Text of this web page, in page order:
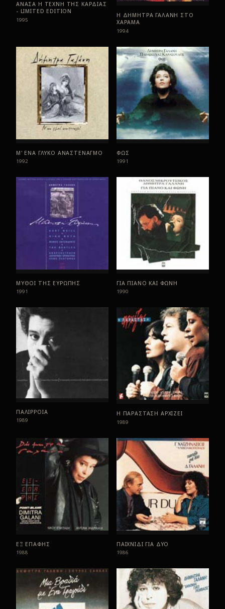
ΑΝΑΣΑ Η ΤΕΧΝΗ ΤΗΣ ΚΑΡΔΙΑΣ
- LIMITED EDITION
1995
Η ΔΗΜΗΤΡΑ ΓΑΛΑΝΗ ΣΤΟ
ΧΑΡΑΜΑ
1994
Μ' ΕΝΑ ΓΛΥΚΟ ΑΝΑΣΤΕΝΑΓΜΟ
1992
ΦΩΣ
1991
ΜΥΘΟΙ ΤΗΣ ΕΥΡΩΠΗΣ
1991
ΓΙΑ ΠΙΑΝΟ ΚΑΙ ΦΩΝΗ
1990
ΠΑΛΙΡΡΟΙΑ
1989
Η ΠΑΡΑΣΤΑΣΗ ΑΡΧΙΖΕΙ
1989
ΕΞ ΕΠΑΦΗΣ
1988
ΠΑΙΧΝΙΔΙ ΓΙΑ ΔΥΟ
1986